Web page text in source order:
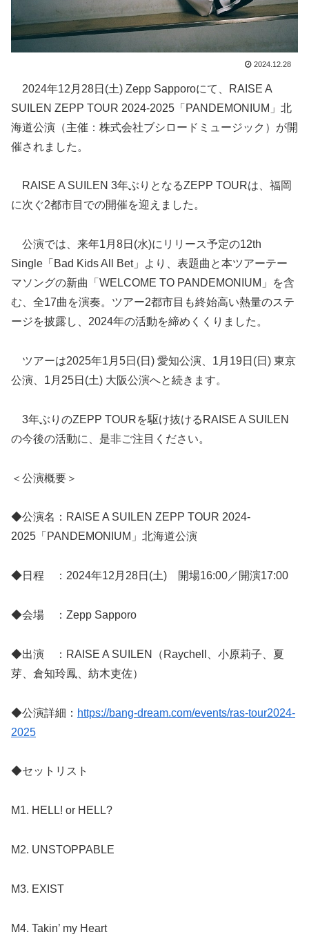
2024.12.28
2024年12月28日(土) Zepp Sapporoにて、RAISE A
SUILEN ZEPP TOUR 2024-2025「PANDEMONIUM」北
海道公演（主催：株式会社ブシロードミュージック）が開
催されました。
RAISE A SUILEN 3年ぶりとなるZEPP TOURは、福岡
に次ぐ2都市目での開催を迎えました。
公演では、来年1月8日(水)にリリース予定の12th
Single「Bad Kids All Bet」より、表題曲と本ツアーテー
マソングの新曲「WELCOME TO PANDEMONIUM」を含
む、全17曲を演奏。ツアー2都市目も終始高い熱量のステ
ージを披露し、2024年の活動を締めくくりました。
ツアーは2025年1月5日(日) 愛知公演、1月19日(日) 東京
公演、1月25日(土) 大阪公演へと続きます。
3年ぶりのZEPP TOURを駆け抜けるRAISE A SUILEN
の今後の活動に、是非ご注目ください。
＜公演概要＞
◆公演名：RAISE A SUILEN ZEPP TOUR 2024-
2025「PANDEMONIUM」北海道公演
◆日程 ：2024年12月28日(土) 開場16:00／開演17:00
◆会場 ：Zepp Sapporo
◆出演 ：RAISE A SUILEN（Raychell、小原莉子、夏
芽、倉知玲鳳、紡木吏佐）
◆公演詳細： https://bang-dream.com/events/ras-tour2024-
2025
◆セットリスト
M1. HELL! or HELL?
M2. UNSTOPPABLE
M3. EXIST
M4. Takin’ my Heart